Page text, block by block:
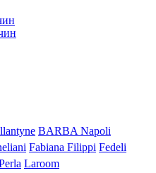
BARBA Napoli
Fabiana Filippi Fedeli
Laroom